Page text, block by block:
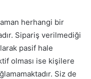
herhangi bir
Sipariş verilmediği
pasif hale
olması ise kişilere
Siz de